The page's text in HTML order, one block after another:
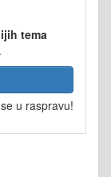
tema
u raspravu!